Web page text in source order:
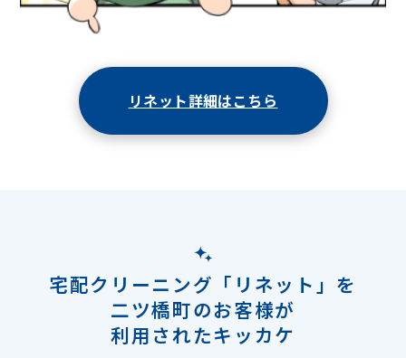
リネット詳細はこちら
宅配クリーニング「リネット」を
二ツ橋町のお客様が
利用されたキッカケ